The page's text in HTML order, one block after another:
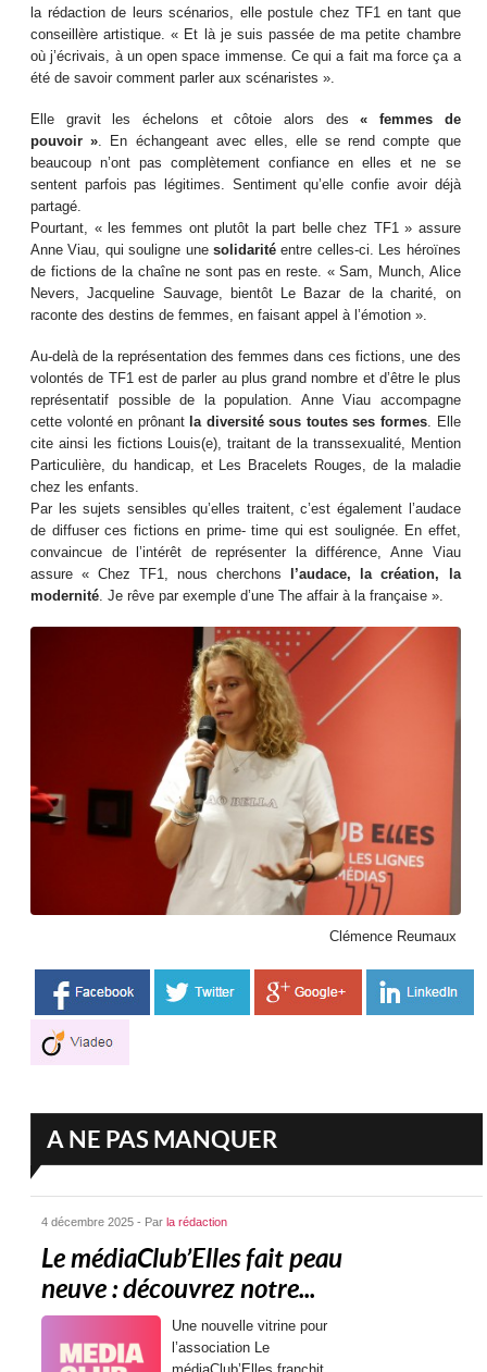
la rédaction de leurs scénarios, elle postule chez TF1 en tant que
conseillère artistique. « Et là je suis passée de ma petite chambre
où j’écrivais, à un open space immense. Ce qui a fait ma force ça a
été de savoir comment parler aux scénaristes ».
Elle gravit les échelons et côtoie alors des« femmes de
pouvoir » . En échangeant avec elles, elle se rend compte que
beaucoup n’ont pas complètement confiance en elles et ne se
sentent parfois pas légitimes. Sentiment qu’elle confie avoir déjà
partagé.
Pourtant, « les femmes ont plutôt la part belle chez TF1 » assure
Anne Viau, qui souligne unesolidarité entre celles-ci. Les héroïnes
de fictions de la chaîne ne sont pas en reste. « Sam, Munch, Alice
Nevers, Jacqueline Sauvage, bientôt Le Bazar de la charité, on
raconte des destins de femmes, en faisant appel à l’émotion ».
Au-delà de la représentation des femmes dans ces fictions, une des
volontés de TF1 est de parler au plus grand nombre et d’être le plus
représentatif possible de la population. Anne Viau accompagne
cette volonté en prônant la diversité sous toutes ses formes . Elle
cite ainsi les fictions Louis(e), traitant de la transsexualité, Mention
Particulière, du handicap, et Les Bracelets Rouges, de la maladie
chez les enfants.
Par les sujets sensibles qu’elles traitent, c’est également l’audace
de diffuser ces fictions en prime- time qui est soulignée. En effet,
convaincue de l’intérêt de représenter la différence, Anne Viau
assure « Chez TF1, nous cherchons
l’audace, la création, la
modernité . Je rêve par exemple d’une The affair à la française ».
Clémence Reumaux
A NE PAS MANQUER
4 décembre 2025 - Parla rédaction
Le médiaClub’Elles fait peau
neuve : découvrez notre...
Une nouvelle vitrine pour
l’association Le